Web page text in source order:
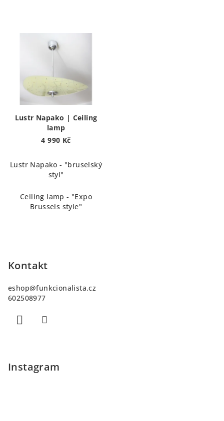
Lustr Napako | Ceiling
lamp
4 990 Kč
Lustr Napako - "bruselský
styl"
Ceiling lamp - "Expo
Brussels style"
Kontakt
eshop@funkcionalista.cz
602508977
Instagram